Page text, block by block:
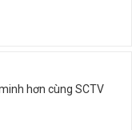
hơn cùng SCTV